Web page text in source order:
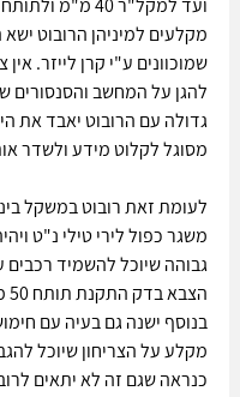
מקלעים למיניהן הרובוט
שמוכוונים ע"י קרן לייזר.
גדולה עם הרובוט יאבד את
מסוגל לקלוט מידע ולשדר
לעומת זאת רובוט במשקל
בנוסף ישנה גם בעיה עם
מקלע על הצריחון שיוכל
כנראה שגם זה לא יתאים